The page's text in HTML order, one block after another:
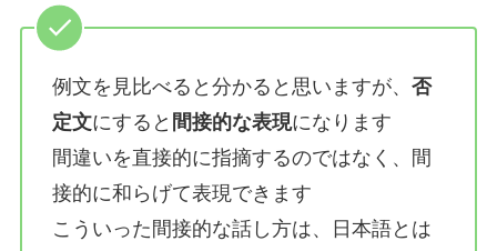
例文を見比べると分かると思いますが、 否
定文にすると 間接的な表現になります
間違いを直接的に指摘するのではなく、間
接的に和らげて表現できます
こういった間接的な話し方は、日本語とは